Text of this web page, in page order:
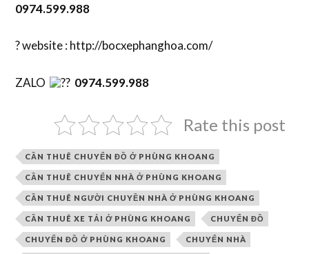
0974.599.988
? website : http://bocxephanghoa.com/
ZALO 0974.599.988
Rate this post
CẦN THUÊ CHUYỂN ĐỒ Ở PHÙNG KHOANG
CẦN THUÊ CHUYỂN NHÀ Ở PHÙNG KHOANG
CẦN THUÊ NGƯỜI CHUYỀN NHÀ Ở PHÙNG KHOANG
CẦN THUÊ XE TẢI Ở PHÙNG KHOANG CHUYỂN ĐỒ
CHUYỂN ĐỒ Ở PHÙNG KHOANG CHUYỂN NHÀ